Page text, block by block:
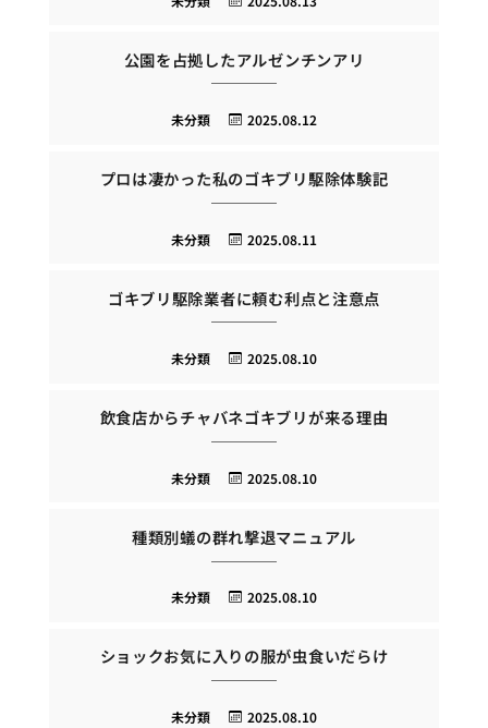
公園を占拠したアルゼンチンアリ
2025.08.12
未分類
プロは凄かった私のゴキブリ駆除体験記
2025.08.11
未分類
ゴキブリ駆除業者に頼む利点と注意点
2025.08.10
未分類
飲食店からチャバネゴキブリが来る理由
2025.08.10
未分類
種類別蟻の群れ撃退マニュアル
2025.08.10
未分類
ショックお気に入りの服が虫食いだらけ
2025.08.10
未分類